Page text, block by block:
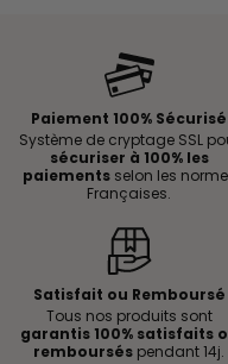
Paiement 100% Sécurisé
Système de cryptage SSL
sécuriser à 100% les
paiementsselon les
Françaises.
Satisfait ou Remboursé
Tous nos produits sont
garantis 100% satisfaits
remboursés pendant 14j.